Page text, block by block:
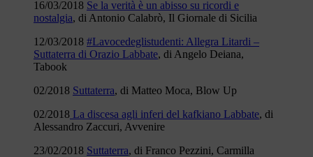
16/03/2018 Se la verità è un abisso su ricordi e
nostalgia, di Antonio Calabrò, Il Giornale di Sicilia
12/03/2018 #Lavocedeglistudenti: Allegra Litardi –
Suttaterra di Orazio Labbate, di Angelo Deiana,
Tabook
02/2018 Suttaterra, di Matteo Moca, Blow Up
02/2018 La discesa agli inferi del kafkiano Labbate, di
Alessandro Zaccuri, Avvenire
23/02/2018 Suttaterra, di Franco Pezzini, Carmilla